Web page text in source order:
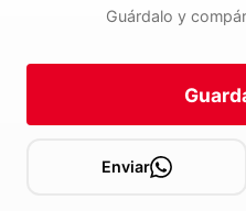
Guárdalo y
Enviar